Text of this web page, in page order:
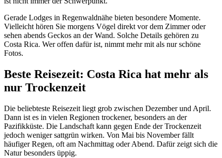
Gerade Lodges in Regenwaldnähe bieten besondere Momente.
Vielleicht hören Sie morgens Vögel direkt vor dem Zimmer oder
sehen abends Geckos an der Wand. Solche Details gehören zu
Costa Rica. Wer offen dafür ist, nimmt mehr mit als nur schöne
Fotos.
Beste Reisezeit: Costa Rica hat mehr als
nur Trockenzeit
Die beliebteste Reisezeit liegt grob zwischen Dezember und April.
Dann ist es in vielen Regionen trockener, besonders an der
Pazifikküste. Die Landschaft kann gegen Ende der Trockenzeit
jedoch weniger sattgrün wirken. Von Mai bis November fällt
häufiger Regen, oft am Nachmittag oder Abend. Dafür zeigt sich die
Natur besonders üppig.